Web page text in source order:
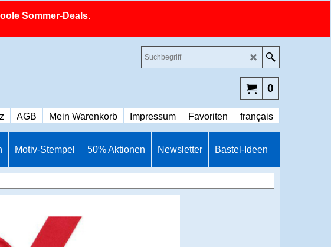
Sommer-Deals.
0
AGB Mein Warenkorb Impressum Favoriten français
Motiv-Stempel 50% Aktionen Newsletter Bastel-Ideen